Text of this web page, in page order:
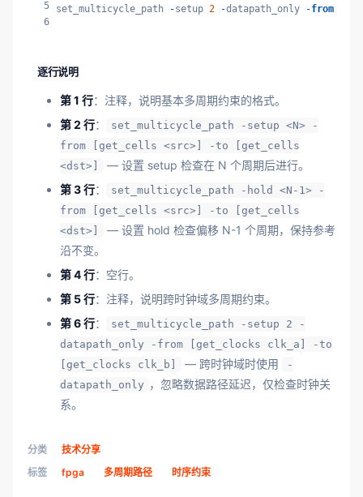
5
6
set_multicycle_path
-setup 2 -datapath_only -from
逐行说明
第 1 行：注释，说明基本多周期约束的格式。
第 2 行：
set_multicycle_path -setup <N> -
from [get_cells <src>] -to [get_cells
<dst>]
— 设置 setup 检查在 N 个周期后进行。
第 3 行：
set_multicycle_path -hold <N-1> -
from [get_cells <src>] -to [get_cells
<dst>]
— 设置 hold 检查偏移 N-1 个周期，保持参考
沿不变。
第 4 行：空行。
第 5 行：注释，说明跨时钟域多周期约束。
第 6 行：
set_multicycle_path -setup 2 -
datapath_only -from [get_clocks clk_a] -to
[get_clocks clk_b]
— 跨时钟域时使用
-
datapath_only ，忽略数据路径延迟，仅检查时钟关
系。
分类
技术分享
标签
fpga 多周期路径 时序约束